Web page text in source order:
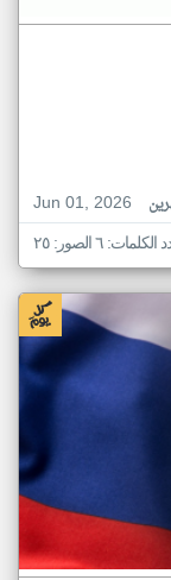
Jun 01, 2026
٦ الصور: ٢٥